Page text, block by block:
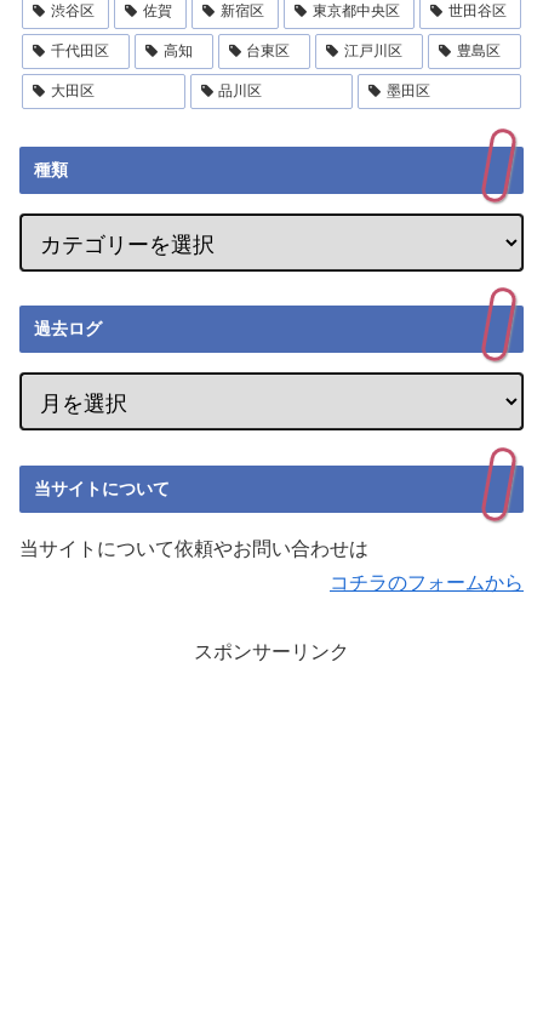
渋谷区 佐賀 新宿区 東京都中央区 世田谷区
千代田区 高知 台東区 江戸川区 豊島区
大田区 品川区 墨田区
種類
過去ログ
当サイトについて
当サイトについて依頼やお問い合わせは
コチラのフォームから
スポンサーリンク